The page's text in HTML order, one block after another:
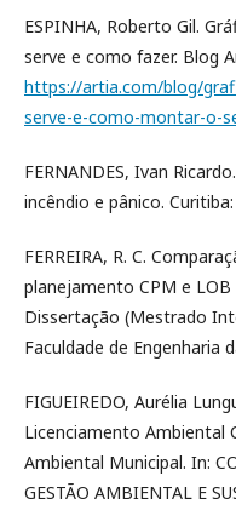
ESPINHA, Roberto Gil.
serve e como fazer. Blog
https://artia.com/blog/
serve-e-como-montar-o-
FERNANDES, Ivan
incêndio e pânico. Curitiba:
FERREIRA, R. C.
planejamento CPM e LOB
Dissertação (Mestrado
Faculdade de Engenharia
FIGUEIREDO, Aurélia
Licenciamento Ambiental
Ambiental Municipal. In:
GESTÃO AMBIENTAL E